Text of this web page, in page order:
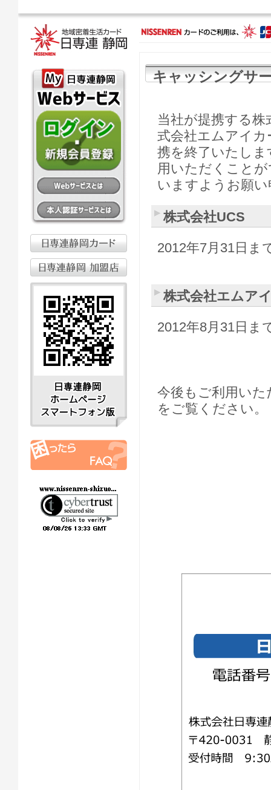
キャッシングサ
当社が提携する
式会社エムアイ
携を終了いたし
用いただくこと
いますようお願
株式会社UCS
2012年7月31日
株式会社エムア
2012年8月31日
今後もご利用い
をご覧ください。